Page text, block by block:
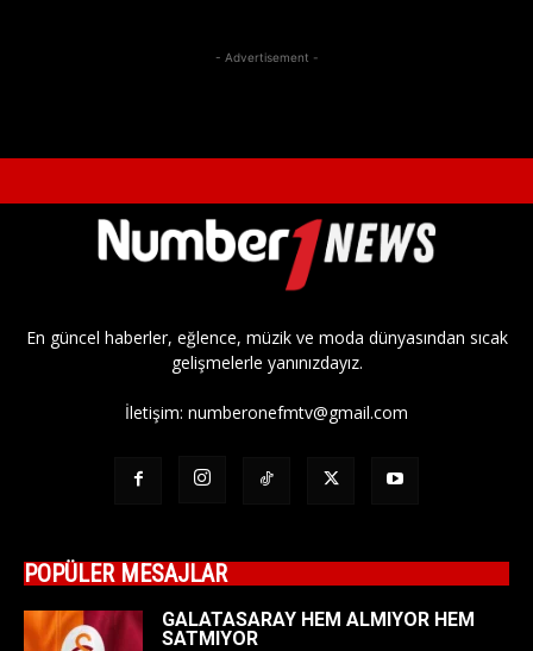
- Advertisement -
En güncel haberler, eğlence, müzik ve moda dünyasından sıcak
gelişmelerle yanınızdayız.
İletişim: numberonefmtv@gmail.com
POPÜLER MESAJLAR
GALATASARAY HEM ALMIYOR HEM
SATMIYOR